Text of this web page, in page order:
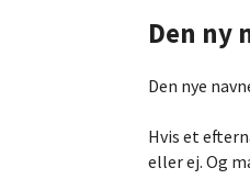
Den ny
Den nye
Hvis et
eller ej. Og